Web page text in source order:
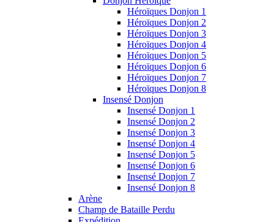
Héroïques Donjon 1
Héroïques Donjon 2
Héroïques Donjon 3
Héroïques Donjon 4
Héroïques Donjon 5
Héroïques Donjon 6
Héroïques Donjon 7
Héroïques Donjon 8
Insensé Donjon
Insensé Donjon 1
Insensé Donjon 2
Insensé Donjon 3
Insensé Donjon 4
Insensé Donjon 5
Insensé Donjon 6
Insensé Donjon 7
Insensé Donjon 8
Arène
Champ de Bataille Perdu